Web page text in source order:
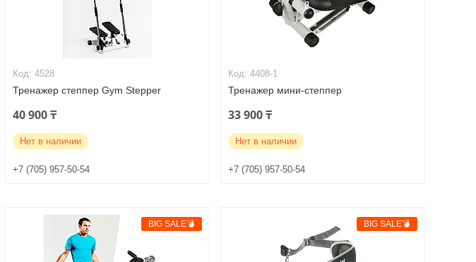
4528
Тренажер степпер Gym Stepper
40 900 ₸
Нет в наличии
+7 (705) 957-50-54
4408-1
Тренажер мини-степпер
33 900 ₸
Нет в наличии
+7 (705) 957-50-54
BIG SALE💣 BIG SALE💣